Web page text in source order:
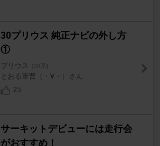
30プリウス 純正ナビの外し方
①
プリウス [30系]
とおる軍曹（・∀・）さん
25
サーキットデビューには走行会
がおすすめ！